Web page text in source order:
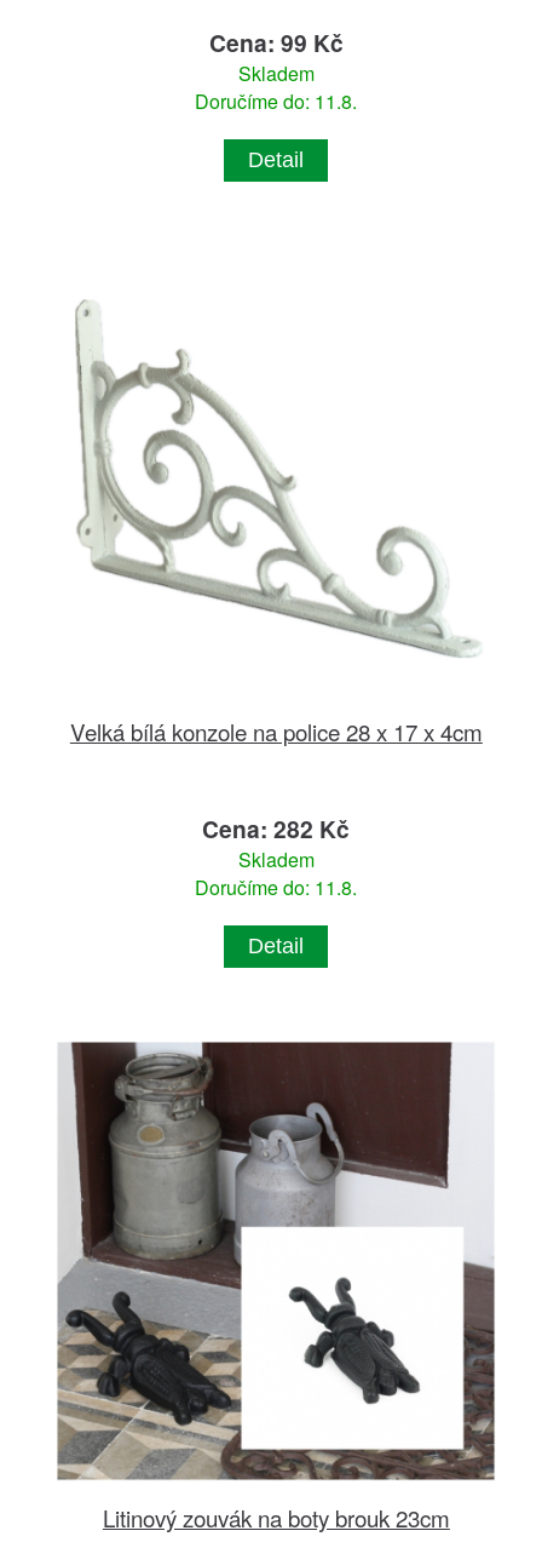
Cena: 99 Kč
Skladem
Doručíme do: 11.8.
Detail
Velká bílá konzole na police 28 x 17 x 4cm
Cena: 282 Kč
Skladem
Doručíme do: 11.8.
Detail
Litinový zouvák na boty brouk 23cm